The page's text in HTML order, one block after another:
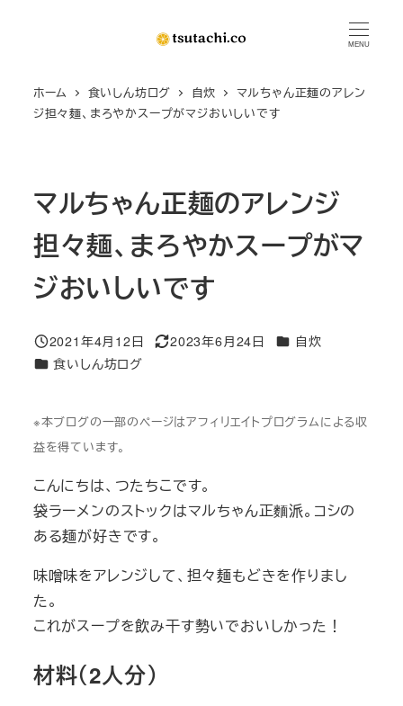
MENU
ホーム 食いしん坊ログ 自炊
マルちゃん正麺のアレン
ジ担々麺、まろやかスープがマジおいしいです
マルちゃん正麺のアレンジ
担々麺、まろやかスープがマ
ジおいしいです
投稿日
2021年4月12日
更新日
2023年6月24日 カテゴリー
自炊
カテゴリー
食いしん坊ログ
※本ブログの一部のページはアフィリエイトプログラムによる収
益を得ています。
こんにちは、つたちこです。
袋ラーメンのストックはマルちゃん正麵派。コシの
ある麺が好きです。
味噌味をアレンジして、担々麺もどきを作りまし
た。
これがスープを飲み干す勢いでおいしかった！
材料（2人分）